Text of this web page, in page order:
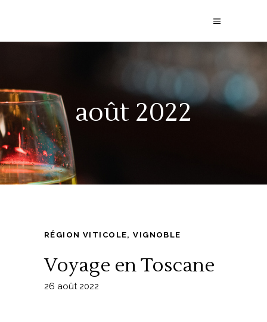
août 2022
RÉGION VITICOLE,VIGNOBLE
Voyage en Toscane
26 août 2022